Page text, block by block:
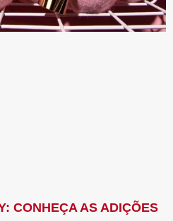
CONHEÇA AS ADIÇÕES